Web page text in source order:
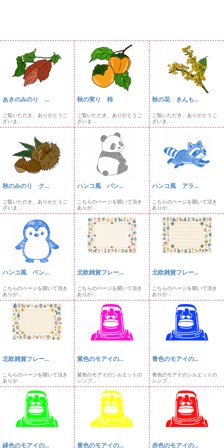
あきのみのり ...
ご覧いただき、ありがとうご
ざいま...
秋の実り 柿
ご覧いただき、ありがとうご
ざいま...
秋の花 きんも...
ご覧いただき、ありがとうご
ざいま...
秋のみのり ク...
ご覧いただき、ありがとうご
ざいま...
ハンコ風 パン...
こちらのページを開いて頂き
ありが...
ハンコ風 アラ...
こちらのページを開いて頂き
ありが...
ハンコ風 ペン...
こちらのページを開いて頂き
ありが...
北欧雑貨フレー...
こちらのページを開いて頂き
ありが...
北欧雑貨フレー...
こちらのページを開いて頂き
ありが...
北欧雑貨フレー...
こちらのページを開いて頂き
ありが...
紫色のモアイの...
紫色のモアイのシルエットの
シンプ...
青色のモアイの...
青色のモアイのシルエットの
シンプ...
緑色のモアイの... 黄色のモアイの... 赤色のモアイの...